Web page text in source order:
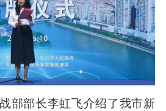
部长李虹飞介绍了我市新